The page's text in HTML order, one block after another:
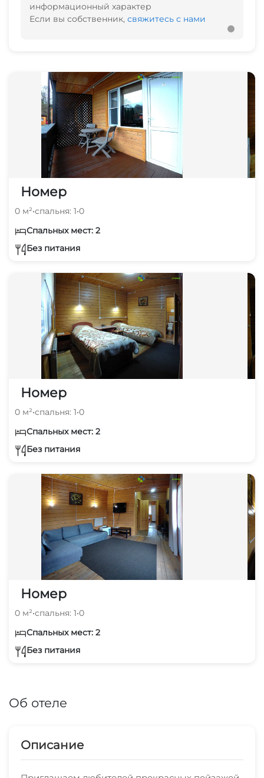
информационный характер
Если вы собственник, свяжитесь с нами
Номер
0 м²•спальня: 1•0
Спальных мест: 2
Без питания
Номер
0 м²•спальня: 1•0
Спальных мест: 2
Без питания
Номер
0 м²•спальня: 1•0
Спальных мест: 2
Без питания
Об отеле
Описание